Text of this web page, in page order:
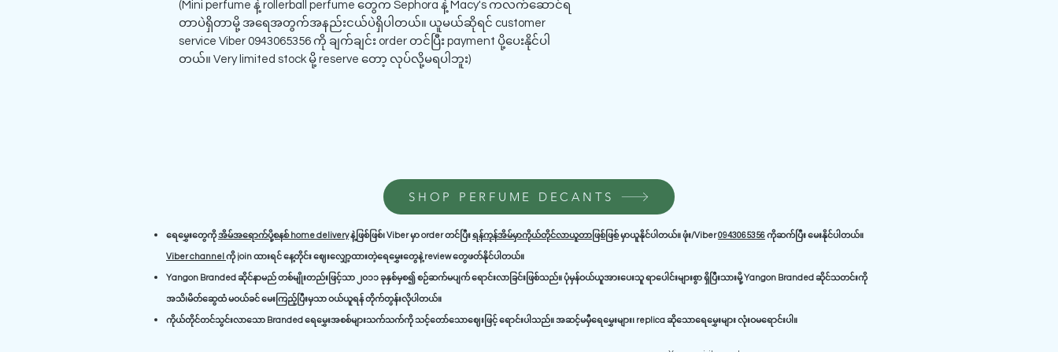
(Mini perfume နဲ့ rollerball perfume တွေက Sephora နဲ့ Macy's ကလက်ဆောင်ရ
တာပဲရှိတာမို့ အရေအတွက်အနည်းငယ်ပဲရှိပါတယ်။ ယူမယ်ဆိုရင် customer
service Viber 0943065356 ကို ချက်ချင်း order တင်ပြီး payment ပို့ပေးနိုင်ပါ
တယ်။ Very limited stock မို့ reserve တော့ လုပ်လို့မရပါဘူး)
SHOP PERFUME DECANTS
ရေမွှေးတွေကိုအိမ်အရောက်ပို့စနစ် home deliveryနဲ့ဖြစ်ဖြစ်၊ Viber မှာ order တင်ပြီးရန်ကုန်အိမ်မှာကိုယ်တိုင်လာယူတာဖြစ်ဖြစ်မှာယူနိုင်ပါတယ်။ ဖုံး/Viber0943065356ကိုဆက်ပြီး မေးနိုင်ပါတယ်။
Viber channel ကို join ထားရင် နေ့တိုင်း ဈေးလျှော့ထားတဲ့ရေမွှေးတွေနဲ့ review တွေဖတ်နိုင်ပါတယ်။
Yangon Branded ဆိုင်နာမည် တစ်မျိုးတည်းဖြင့်သာ ၂၀၁၁ ခုနှစ်မှစ၍ စဉ်ဆက်မပျက် ရောင်းလာခြင်းဖြစ်သည်။ ပုံမှန်ဝယ်ယူအားပေးသူ ရာပေါင်းများစွာ ရှိပြီးသားမို့ Yangon Branded ဆိုင်သတင်းကို
အသိ၊မိတ်ဆွေထံ မဝယ်ခင် မေးကြည့်ပြီးမှသာ ဝယ်ယူရန် တိုက်တွန်းလိုပါတယ်။
ကိုယ်တိုင်တင်သွင်းလာသော Branded ရေမွှေးအစစ်များသက်သက်ကို သင့်တော်သောဈေးဖြင့် ရောင်းပါသည်။ အဆင့်မမှီရေမွှေးများ၊ replica ဆိုသောရေမွှေးများ လုံးဝမရောင်းပါ။